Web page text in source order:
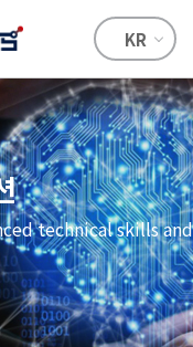
KR
technical skills and